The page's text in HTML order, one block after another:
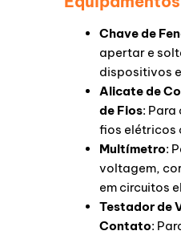
Chave de
apertar e
dispositivos
Alicate de
de Fios:
fios elétricos
Multímetro:
voltagem,
em circuitos
Testador de
Contato: